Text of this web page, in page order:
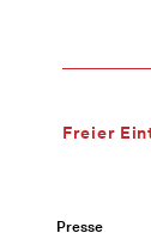
Freier
Presse